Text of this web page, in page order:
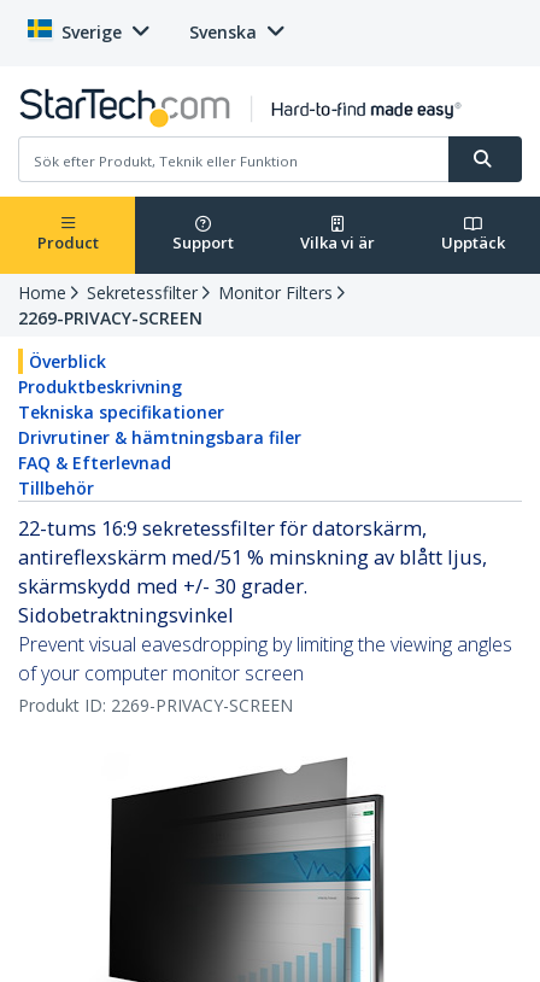
Sverige Svenska
Product Support Vilka vi är Upptäck
Home Sekretessfilter
Monitor Filters
2269-PRIVACY-SCREEN
Överblick
Produktbeskrivning
Tekniska specifikationer
Drivrutiner & hämtningsbara filer
FAQ & Efterlevnad
Tillbehör
22-tums 16:9 sekretessfilter för datorskärm,
antireflexskärm med/51 % minskning av blått ljus,
skärmskydd med +/- 30 grader.
Sidobetraktningsvinkel
Prevent visual eavesdropping by limiting the viewing angles
of your computer monitor screen
Produkt ID: 2269-PRIVACY-SCREEN